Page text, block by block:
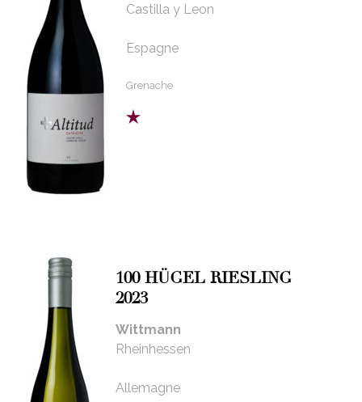
Castilla y Leon
Espagne
Grenache
100 HÜGEL RIESLING
2023
Wittmann
Rheinhessen
Allemagne